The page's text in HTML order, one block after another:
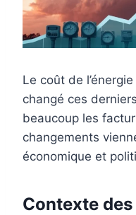
Le coût de
changé ces
beaucoup les
changements
économique et
Contexte